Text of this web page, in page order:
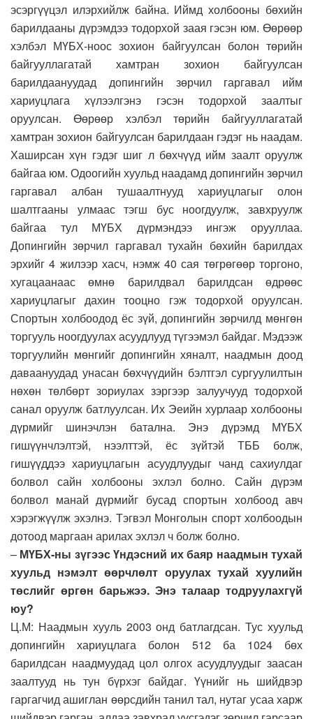
эсэргүүцэл илэрхийлж байна. Иймд холбооны бөхийн
барилдааны дүрэмдээ тодорхой заая гэсэн юм. Өөрөөр
хэлбэл МҮБХ-ноос зохион байгуулсан болон төрийн
байгууллагатай хамтран зохион байгуулсан
барилдаануудад допингийн зөрчил гаргавал ийм
хариуцлага хүлээлгэнэ гэсэн тодорхой заалтыг
оруулсан. Өөрөөр хэлбэл төрийн байгууллагатай
хамтран зохион байгуулсан барилдаан гэдэг нь наадам.
Хаширсан хүн гэдэг шиг л бөхчүүд ийм заалт оруулж
байгаа юм. Одоогийн хуульд наадамд допингийн зөрчил
гаргавал албан тушаалтнууд хариуцлагыг олон
шалтгааны улмаас тэгш бус ноогдуулж, завхруулж
байгаа тул МҮБХ дүрмэндээ ингэж орууллаа.
Допингийн зөрчил гаргавал тухайн бөхийн барилдах
эрхийг 4 жилээр хасч, нэмж 40 сая төгрөгөөр торгоно,
хугацаанаас өмнө барилдвал барилдсан өдрөөс
хариуцлагыг дахин тооцно гэж тодорхой оруулсан.
Спортын холбоодод ёс зүй, допингийн зөрчилд мөнгөн
торгууль ноогдуулах асуудлууд түгээмэл байдаг. Мэдээж
торгуулийн мөнгийг допингийн хяналт, наадмын доод
даваануудад унасан бөхчүүдийн бэлтгэл сургуулилтын
нөхөн төлбөрт зориулах зэргээр залуучууд тодорхой
санал оруулж батлуулсан. Их Эеийн хурлаар холбооны
дүрмийг шинэчлэн батална. Энэ дүрэмд МҮБХ
гишүүнчлэлтэй, нээлттэй, ёс зүйтэй ТББ болж,
гишүүддээ хариуцлагын асуудлуудыг чанд сахиулдаг
болвол сайн холбооны эхлэл болно. Сайн дүрэм
болвол манай дүрмийг бусад спортын холбоод авч
хэрэгжүүлж эхэлнэ. Тэгвэл Монголын спорт холбоодын
дотоод маргаан арилах эхлэл ч болж болно.
– МҮБХ-ны зүгээс Үндэсний их баяр наадмын тухай
хуульд нэмэлт өөрчлөлт оруулах тухай хуулийн
төслийг өргөн барьжээ. Энэ талаар тодруулахгүй
юу?
Ц.М: Наадмын хууль 2003 онд батлагдсан. Тус хуульд
допингийн хариуцлага болон 512 ба 1024 бөх
барилдсан наадмуудад цол олгох асуудлуудыг заасан
заалтууд нь тун бүрхэг байдаг. Үүнийг нь шийдвэр
гаргагчид ашиглан өөрсдийн танил тал, нутаг усаа харж